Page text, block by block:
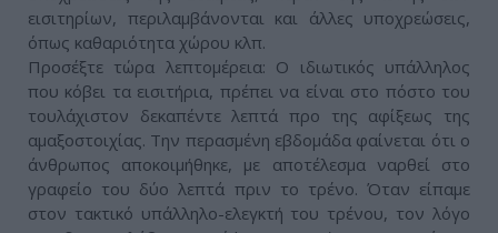
εισιτηρίων, περιλαμβάνονται και άλλες υποχρεώσεις,
όπως καθαριότητα χώρου κλπ.
Προσέξτε τώρα λεπτομέρεια: Ο ιδιωτικός υπάλληλος
που κόβει τα εισιτήρια, πρέπει να είναι στο πόστο του
τουλάχιστον δεκαπέντε λεπτά προ της αφίξεως της
αμαξοστοιχίας. Την περασμένη εβδομάδα φαίνεται ότι ο
άνθρωπος αποκοιμήθηκε, με αποτέλεσμα ναρθεί στο
γραφείο του δύο λεπτά πριν το τρένο. Όταν είπαμε
στον τακτικό υπάλληλο-ελεγκτή του τρένου, τον λόγο